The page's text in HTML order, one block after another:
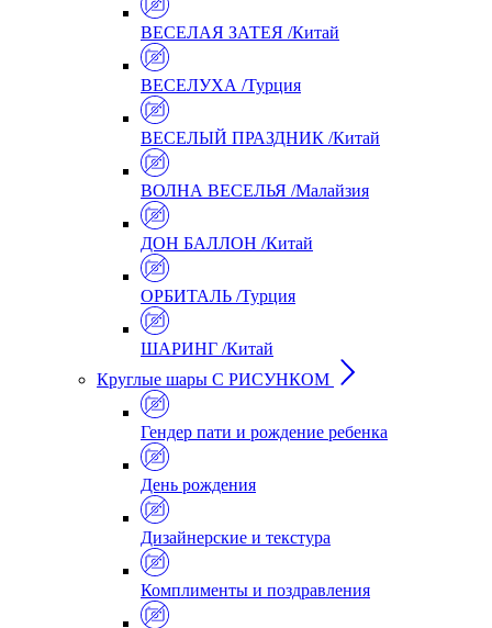
ВЕСЕЛАЯ ЗАТЕЯ /Китай
ВЕСЕЛУХА /Турция
ВЕСЕЛЫЙ ПРАЗДНИК /Китай
ВОЛНА ВЕСЕЛЬЯ /Малайзия
ДОН БАЛЛОН /Китай
ОРБИТАЛЬ /Турция
ШАРИНГ /Китай
Круглые шары С РИСУНКОМ
Гендер пати и рождение ребенка
День рождения
Дизайнерские и текстура
Комплименты и поздравления